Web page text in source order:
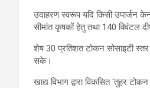
उदाहरण स्वरूप यदि किसी उपार्जन
सीमांत कृषकों हेतु तथा 140 क्विंटल
शेष 30 प्रतिशत टोकन सोसाइटी
सके।
खाद्य विभाग द्वारा विकसित ‘तुहर